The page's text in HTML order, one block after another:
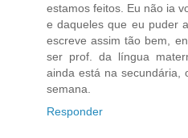
estamos feitos. Eu não ia
e daqueles que eu puder
escreve assim tão bem,
ser prof. da língua
ainda está na secundária,
semana.
Responder